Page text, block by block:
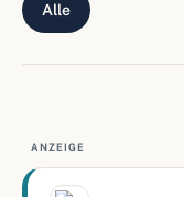
Alle
ANZEIGE